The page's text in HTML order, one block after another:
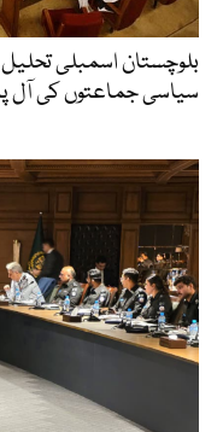
بلوچستان اسمبلی
سیاسی جماعتوں کی آل